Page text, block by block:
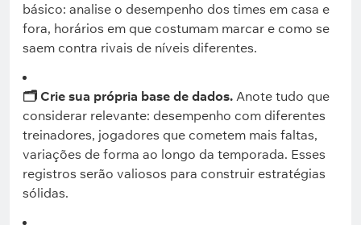
básico: analise o desempenho dos times em casa e
fora, horários em que costumam marcar e como se
saem contra rivais de níveis diferentes.
🗂️ Crie sua própria base de dados. Anote tudo que
considerar relevante: desempenho com diferentes
treinadores, jogadores que cometem mais faltas,
variações de forma ao longo da temporada. Esses
registros serão valiosos para construir estratégias
sólidas.